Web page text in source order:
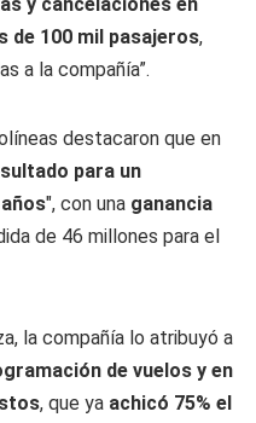
de 100 mil pasajeros,
a la compañía”.
destacaron que en
para un
", con una ganancia
de 46 millones para el
la compañía lo atribuyó a
de vuelos y en
, que ya achicó 75% el